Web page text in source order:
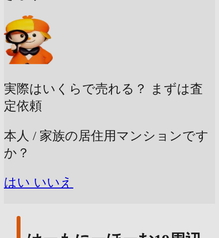
実際はいくらで売れる？
まずは査
定依頼
本人 / 家族の居住用マンションです
か？
はい いいえ